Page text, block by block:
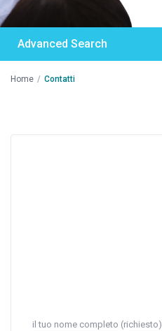
Advanced Search
Home Contatti
il tuo nome completo (richiesto)